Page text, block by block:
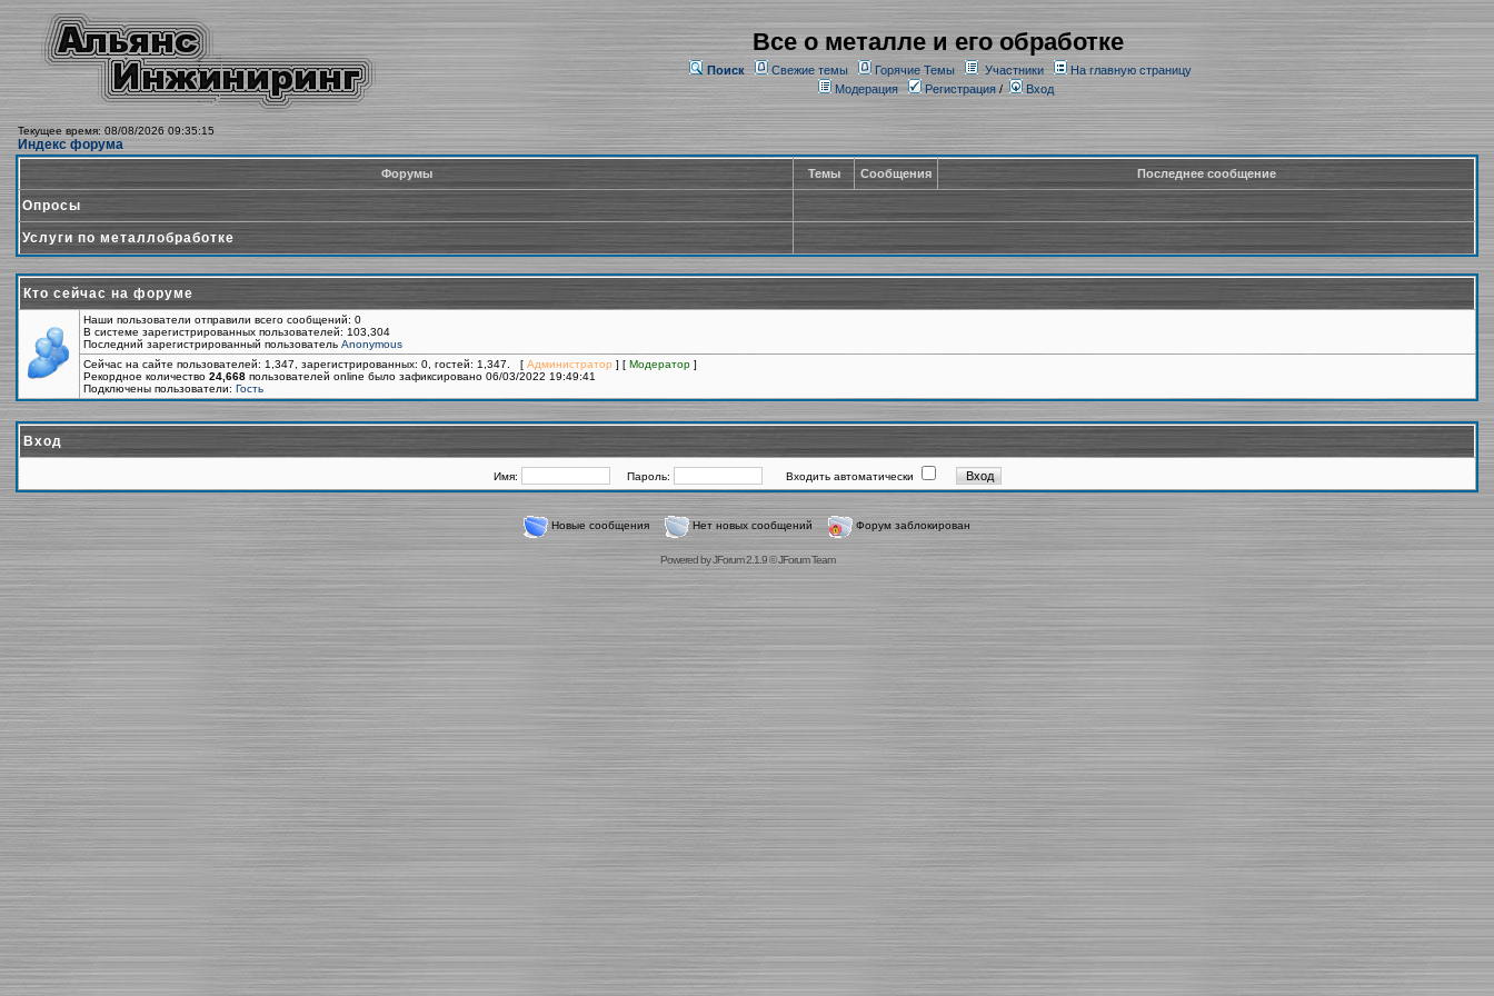
Все о металле и его обработке
Поиск Свежие темы Горячие Темы Участники
На главную страницу
Модерация
Регистрация/ Вход
Текущее время: 08/08/2026 09:35:15
Индекс форума
Форумы Темы Сообщения Последнее сообщение
Опросы
Услуги по металлобработке
Кто сейчас на форуме
Наши пользователи отправили всего сообщений: 0
В системе зарегистрированных пользователей: 103,304
Последний зарегистрированный пользователь Anonymous
Сейчас на сайте пользователей: 1,347, зарегистрированных: 0, гостей: 1,347. [ Администратор ] [ Модератор ]
Рекордное количество 24,668 пользователей online было зафиксировано 06/03/2022 19:49:41
Подключены пользователи: Гость
Вход
Имя: Пароль: Входить автоматически
Новые сообщения Нет новых сообщений Форум заблокирован
Powered byJForum 2.1.9©JForum Team